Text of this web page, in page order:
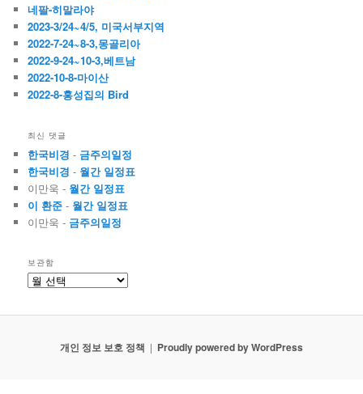
네팔-히말라야
2023-3/24~4/5, 미국서부지역
2022-7-24~8-3,몽골리아
2022-9-24~10-3,베트남
2022-10-8-마이산
2022-8-홍성집의 Bird
최신 댓글
한국비경 - 금주의일정
한국비경 - 월간 일정표
이만욱 - 월간 일정표
이 환준 - 월간 일정표
이만욱 - 금주의일정
보관함
보
개인 정보 보호 정책 Proudly powered by WordPress